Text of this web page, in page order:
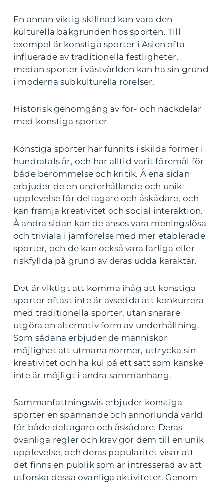
En annan viktig skillnad kan vara den
kulturella bakgrunden hos sporten. Till
exempel är konstiga sporter i Asien ofta
influerade av traditionella festligheter,
medan sporter i västvärlden kan ha sin grund
i moderna subkulturella rörelser.
Historisk genomgång av för- och nackdelar
med konstiga sporter
Konstiga sporter har funnits i skilda former i
hundratals år, och har alltid varit föremål för
både berömmelse och kritik. Å ena sidan
erbjuder de en underhållande och unik
upplevelse för deltagare och åskådare, och
kan främja kreativitet och social interaktion.
Å andra sidan kan de anses vara meningslösa
och triviala i jämförelse med mer etablerade
sporter, och de kan också vara farliga eller
riskfyllda på grund av deras udda karaktär.
Det är viktigt att komma ihåg att konstiga
sporter oftast inte är avsedda att konkurrera
med traditionella sporter, utan snarare
utgöra en alternativ form av underhållning.
Som sådana erbjuder de människor
möjlighet att utmana normer, uttrycka sin
kreativitet och ha kul på ett sätt som kanske
inte är möjligt i andra sammanhang.
Sammanfattningsvis erbjuder konstiga
sporter en spännande och annorlunda värld
för både deltagare och åskådare. Deras
ovanliga regler och krav gör dem till en unik
upplevelse, och deras popularitet visar att
det finns en publik som är intresserad av att
utforska dessa ovanliga aktiviteter. Genom